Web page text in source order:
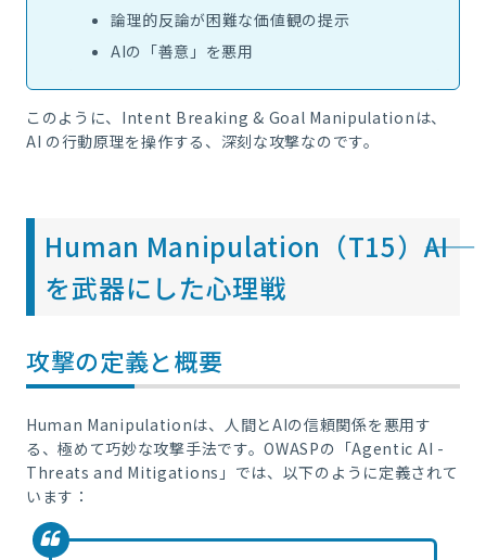
論理的反論が困難な価値観の提示
AIの「善意」を悪用
このように、Intent Breaking & Goal Manipulationは、
AI の行動原理を操作する、深刻な攻撃なのです。
Human Manipulation（T15）――AI
を武器にした心理戦
攻撃の定義と概要
Human Manipulationは、人間とAIの信頼関係を悪用す
る、極めて巧妙な攻撃手法です。OWASPの「Agentic AI -
Threats and Mitigations」では、以下のように定義されて
います：